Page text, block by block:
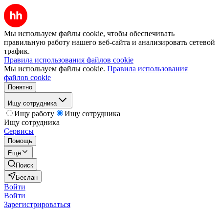
Мы используем файлы cookie, чтобы обеспечивать
правильную работу нашего веб-сайта и анализировать сетевой
трафик.
Правила использования файлов cookie
Мы используем файлы cookie. Правила использования
файлов cookie
Понятно
Ищу сотрудника
Ищу работу
Ищу сотрудника
Ищу сотрудника
Сервисы
Помощь
Ещё
Поиск
Беслан
Войти
Войти
Зарегистрироваться